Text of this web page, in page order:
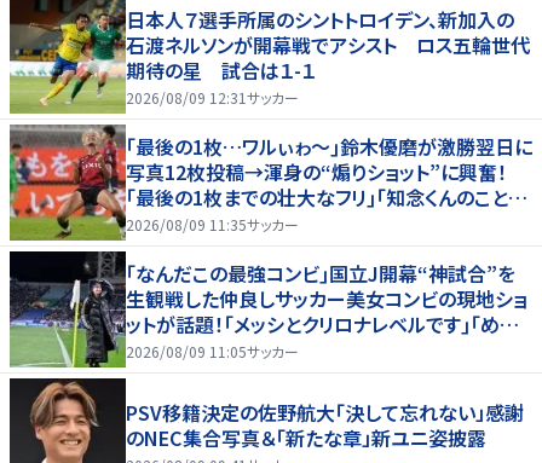
日本人７選手所属のシントトロイデン、新加入の
石渡ネルソンが開幕戦でアシスト ロス五輪世代
期待の星 試合は１-１
2026/08/09 12:31サッカー
｢最後の1枚…ワルぃゎ〜｣鈴木優磨が激勝翌日に
写真12枚投稿→渾身の“煽りショット”に興奮！
｢最後の1枚までの壮大なフリ｣｢知念くんのことど
んだけ好きなんよｗ｣
2026/08/09 11:35サッカー
｢なんだこの最強コンビ｣国立J開幕“神試合”を
生観戦した仲良しサッカー美女コンビの現地ショ
ットが話題！｢メッシとクリロナレベルです｣｢めちゃ
くちゃ可愛い｣
2026/08/09 11:05サッカー
PSV移籍決定の佐野航大「決して忘れない」感謝
のNEC集合写真＆「新たな章」新ユニ姿披露